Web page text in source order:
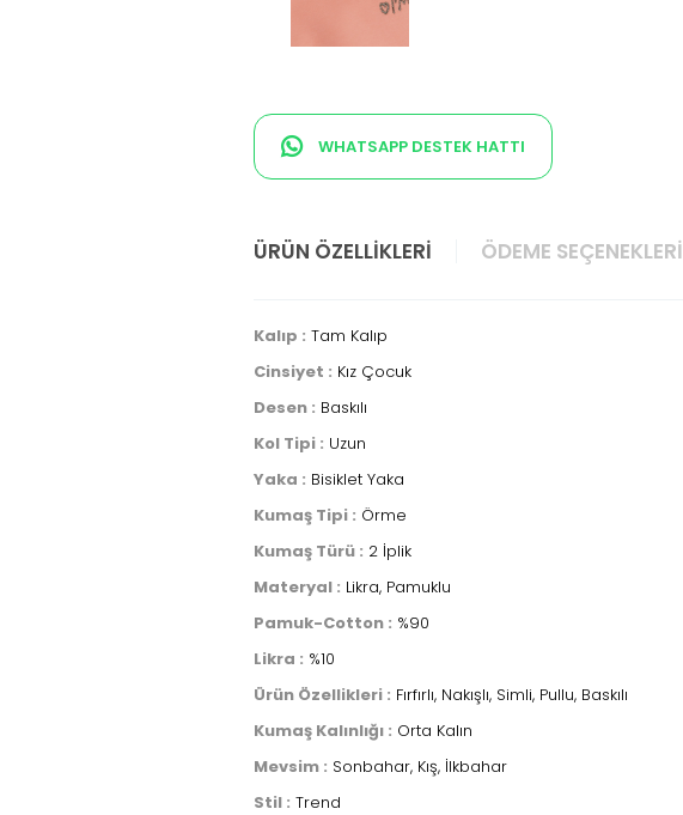
WHATSAPP DESTEK HATTI
ÜRÜN ÖZELLIKLERI ÖDEME SEÇENEKLERI
Kalıp : Tam Kalıp
Cinsiyet : Kız Çocuk
Desen : Baskılı
Kol Tipi : Uzun
Yaka : Bisiklet Yaka
Kumaş Tipi : Örme
Kumaş Türü : 2 İplik
Materyal : Likra, Pamuklu
Pamuk-Cotton : %90
Likra : %10
Ürün Özellikleri : Fırfırlı, Nakışlı, Simli, Pullu, Baskılı
Kumaş Kalınlığı : Orta Kalın
Mevsim : Sonbahar, Kış, İlkbahar
Stil : Trend